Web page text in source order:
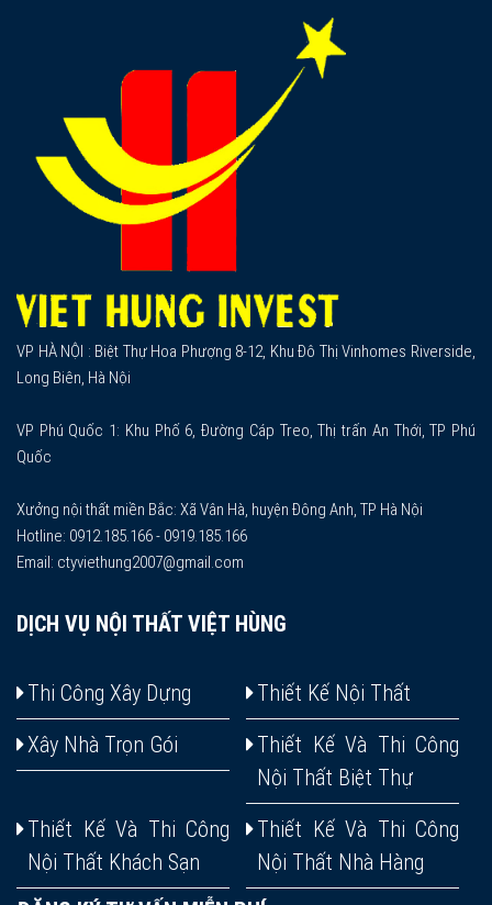
VP HÀ NỘI : Biệt Thự Hoa Phượng 8-12, Khu Đô Thị Vinhomes Riverside,
Long Biên, Hà Nội
VP Phú Quốc 1: Khu Phố 6, Đường Cáp Treo, Thị trấn An Thới, TP Phú
Quốc
Xưởng nội thất miền Bắc: Xã Vân Hà, huyện Đông Anh, TP Hà Nội
Hotline: 0912.185.166 - 0919.185.166
Email: ctyviethung2007@gmail.com
DỊCH VỤ NỘI THẤT VIỆT HÙNG
Thi Công Xây Dựng
Thiết Kế Nội Thất
Xây Nhà Trọn Gói
Thiết Kế Và Thi Công
Nội Thất Biệt Thự
Thiết Kế Và Thi Công
Nội Thất Khách Sạn
Thiết Kế Và Thi Công
Nội Thất Nhà Hàng